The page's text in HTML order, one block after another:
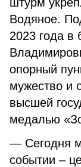
Водяное.
2023 года в
опорный
мужество и
высшей
медалью
— Сегодня
событии –